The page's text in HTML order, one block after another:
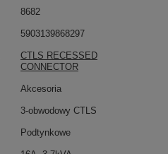
8682
5903139868297
CTLS RECESSED
CONNECTOR
Akcesoria
3-obwodowy CTLS
Podtynkowe